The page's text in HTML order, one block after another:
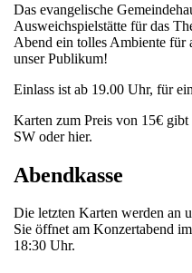
Das evangelische
Ausweichspielstätte für das
Abend ein tolles Ambiente
unser Publikum!
Einlass ist ab 19.00 Uhr, für
Karten zum Preis von 15€
SW oder hier.
Abendkasse
Die letzten Karten werden an
Sie öffnet am Konzertabend
18:30 Uhr.